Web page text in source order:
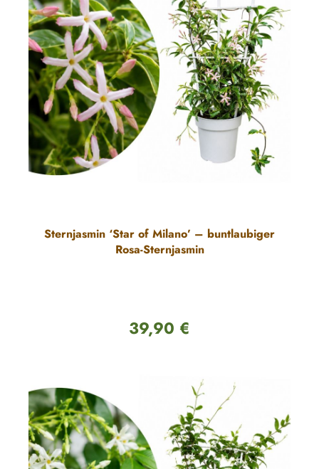
Sternjasmin ‘Star of Milano’ – buntlaubiger
Rosa-Sternjasmin
Regulärer Preis:
39,90 €